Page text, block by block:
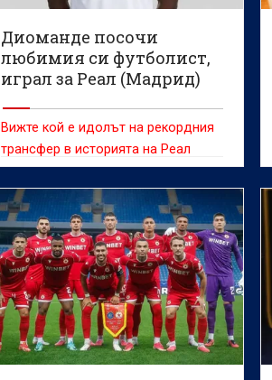
Диоманде посочи
любимия си футболист,
играл за Реал (Мадрид)
Вижте кой е идолът на рекордния
трансфер в историята на Реал